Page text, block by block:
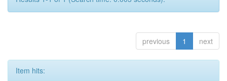
previous 1 next
Item hits: